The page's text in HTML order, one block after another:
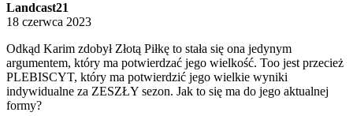
Landcast21
18 czerwca 2023
Odkąd Karim zdobył Złotą Piłkę to stała się ona jedynym
argumentem, który ma potwierdzać jego wielkość. Too jest przecież
PLEBISCYT, który ma potwierdzić jego wielkie wyniki
indywidualne za ZESZŁY sezon. Jak to się ma do jego aktualnej
formy?